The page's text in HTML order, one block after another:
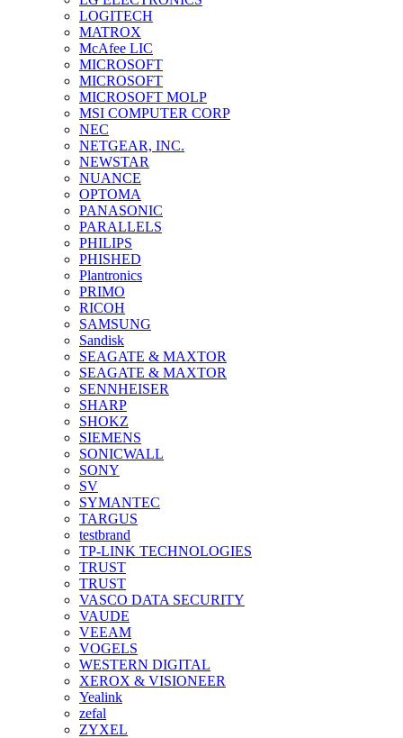
LOGITECH
MATROX
McAfee LIC
MICROSOFT
MICROSOFT
MICROSOFT MOLP
MSI COMPUTER CORP
NEC
NETGEAR, INC.
NEWSTAR
NUANCE
OPTOMA
PANASONIC
PARALLELS
PHILIPS
PHISHED
Plantronics
PRIMO
RICOH
SAMSUNG
Sandisk
SEAGATE & MAXTOR
SEAGATE & MAXTOR
SENNHEISER
SHARP
SHOKZ
SIEMENS
SONICWALL
SONY
SV
SYMANTEC
TARGUS
testbrand
TP-LINK TECHNOLOGIES
TRUST
TRUST
VASCO DATA SECURITY
VAUDE
VEEAM
VOGELS
WESTERN DIGITAL
XEROX & VISIONEER
Yealink
zefal
ZYXEL